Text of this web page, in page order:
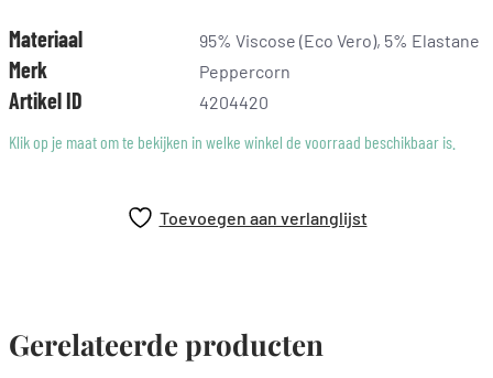
Materiaal 95% Viscose (Eco Vero), 5% Elastane
Merk Peppercorn
Artikel ID
4204420
Klik op je maat om te bekijken in welke winkel de voorraad beschikbaar is.
Toevoegen aan verlanglijst
Gerelateerde producten